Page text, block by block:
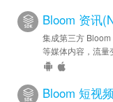
Bloom 资讯
集成第三方
等媒体内容，流量
Bloom 短视频